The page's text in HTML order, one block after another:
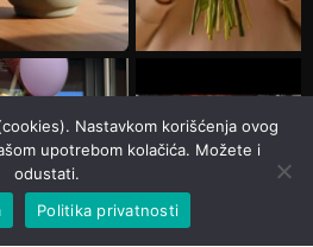
Nastavkom korišćenja ovog
upotrebom kolačića. Možete i
odustati.
Politika privatnosti